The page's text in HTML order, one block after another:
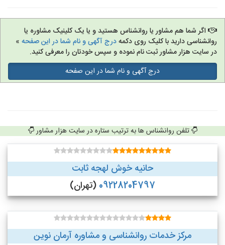
اگر شما هم مشاور یا روانشناس هستید و یا یک کلینیک مشاوره یا
روانشناسی دارید با کلیک روی دکمهدرج آگهی و نام شما در این صفحه »
در سایت هزار مشاور ثبت نام نموده و سپس خودتان را معرفی کنید.
درج آگهی و نام شما در این صفحه
تلفن روانشناس ها به ترتیب ستاره در سایت هزار مشاور
حانیه خوش لهجه ثابت
09228204797 (تهران)
مرکز خدمات روانشناسی و مشاوره آرمان نوین